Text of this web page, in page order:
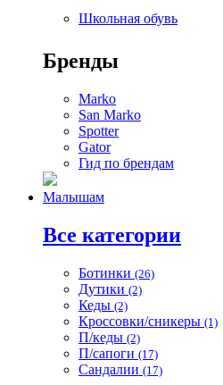
Школьная обувь
Бренды
Marko
San Marko
Spotter
Gator
Гид по брендам
Малышам
Все категории
Ботинки (26)
Дутики (2)
Кеды (2)
Кроссовки/сникеры (1)
П/кеды (2)
П/сапоги (17)
Сандалии (17)